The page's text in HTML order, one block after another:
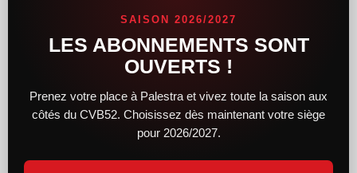
Une résistance courageuse, mais
SAISON 2026/2027
LES ABONNEMENTS SONT
OUVERTS !
Prenez votre place à Palestra et vivez toute la saison aux
côtés du CVB52. Choisissez dès maintenant votre siège
pour 2026/2027.